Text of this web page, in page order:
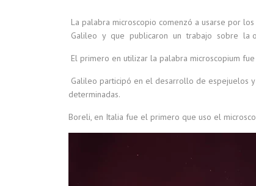
La palabra microscopio comenzó a usarse por
Galileo y que publicaron un trabajo sobre la
El primero en utilizar la palabra microscopium
Galileo participó en el desarrollo de espejuelos
determinadas.
Boreli, en Italia fue el primero que uso el